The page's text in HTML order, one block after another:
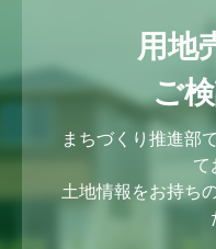
用地
ご
まちづくり推進部
て
土地情報をお持ち